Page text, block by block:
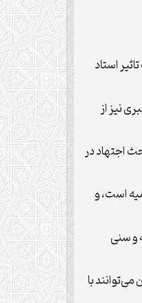
استاد
نیز از
اجتهاد در
است، و
و سنی
با